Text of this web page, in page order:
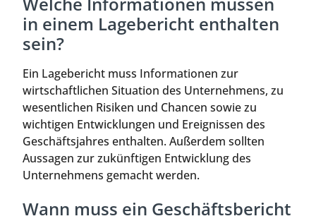
in einem Lagebericht enthalten
sein?
Ein Lagebericht muss Informationen zur
wirtschaftlichen Situation des Unternehmens, zu
wesentlichen Risiken und Chancen sowie zu
wichtigen Entwicklungen und Ereignissen des
Geschäftsjahres enthalten. Außerdem sollten
Aussagen zur zukünftigen Entwicklung des
Unternehmens gemacht werden.
Wann muss ein Geschäftsbericht